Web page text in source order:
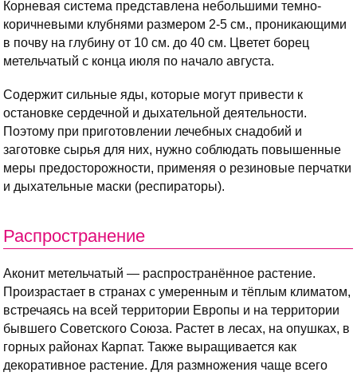
Корневая система представлена небольшими темно-
коричневыми клубнями размером 2-5 см., проникающими
в почву на глубину от 10 см. до 40 см. Цветет борец
метельчатый с конца июля по начало августа.
Содержит сильные яды, которые могут привести к
остановке сердечной и дыхательной деятельности.
Поэтому при приготовлении лечебных снадобий и
заготовке сырья для них, нужно соблюдать повышенные
меры предосторожности, применяя о резиновые перчатки
и дыхательные маски (респираторы).
Распространение
Аконит метельчатый — распространённое растение.
Произрастает в странах с умеренным и тёплым климатом,
встречаясь на всей территории Европы и на территории
бывшего Советского Союза. Растет в лесах, на опушках, в
горных районах Карпат. Также выращивается как
декоративное растение. Для размножения чаще всего